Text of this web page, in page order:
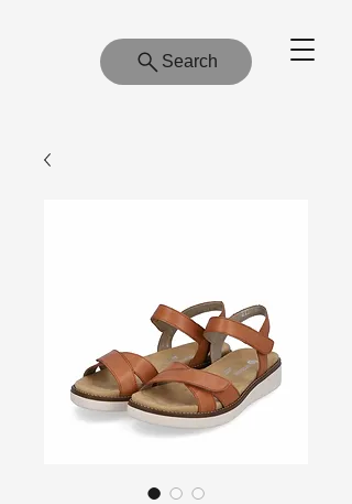
Search